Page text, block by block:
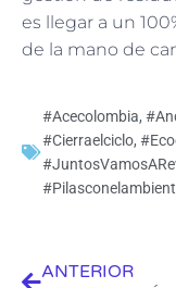
es llegar a un
de la mano de
#Acecolombia,
#Cierraelciclo,
ANTERIOR